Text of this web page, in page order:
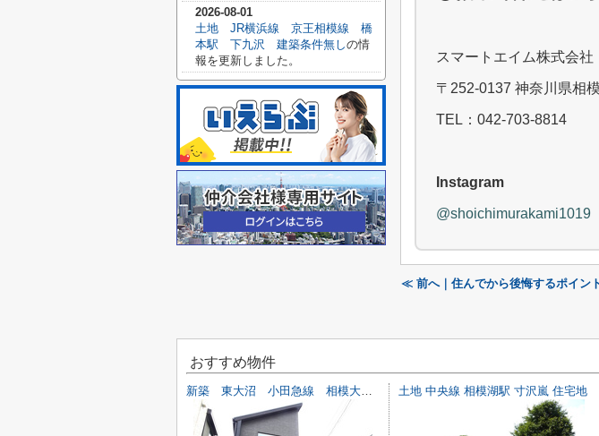
スマートエイム株式会社
〒252-0137 神奈川県相
TEL：042-703-8814
Instagram
@shoichimurakami1019
≪ 前へ｜住んでから後悔するポイン
2026-08-01
土地 JR横浜線 京王相模線 橋
本駅 下九沢 建築条件無しの情
報を更新しました。
おすすめ物件
新築 東大沼 小田急線 相模大野駅 横浜線 古淵駅 土地 中央線 相模湖駅 寸沢嵐 住宅地